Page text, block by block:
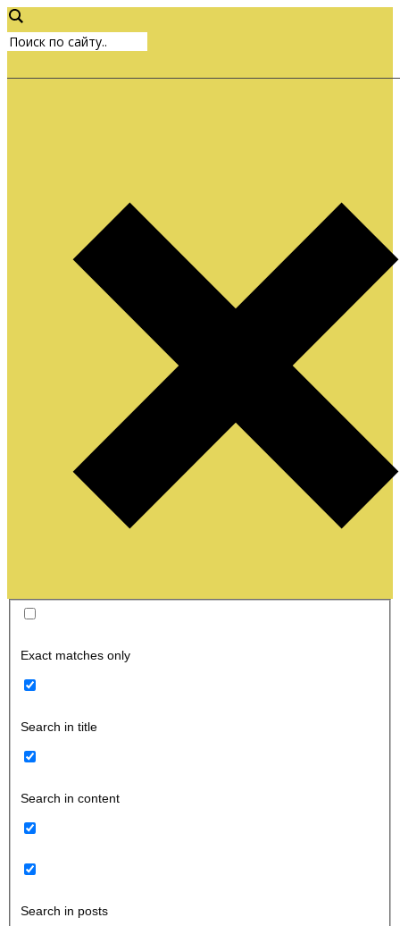
Exact matches only
Search in title
Search in content
Search in posts